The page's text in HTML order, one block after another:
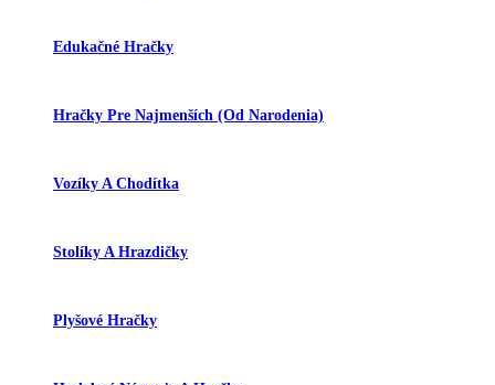
Edukačné Hračky
Hračky Pre Najmenších (od Narodenia)
Vozíky A Chodítka
Stolíky A Hrazdičky
Plyšové Hračky